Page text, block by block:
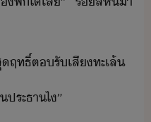
ฤทธิ์​ตรั​เสี​ทะเล้
ระธา​ไ​”